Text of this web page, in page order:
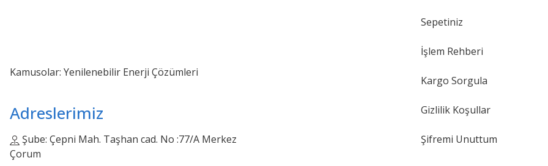
Kamusolar: Yenilenebilir Enerji Çözümleri
Adreslerimiz
Şube: Çepni Mah. Taşhan cad. No :77/A Merkez
Çorum
Sepetiniz
İşlem Rehberi
Kargo Sorgula
Gizlilik Koşullar
Şifremi Unuttum